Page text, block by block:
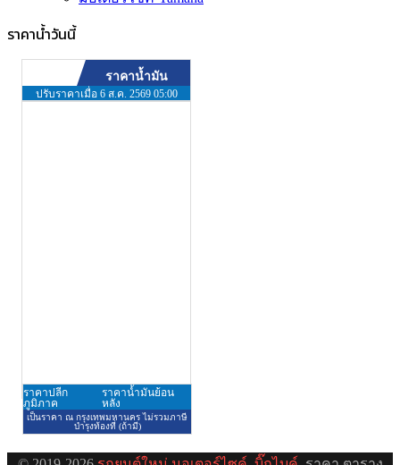
ราคาน้ำวันนี้